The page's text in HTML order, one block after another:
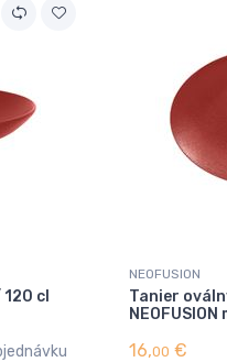
cl
NEOFUSION
Tanier
16,00 €